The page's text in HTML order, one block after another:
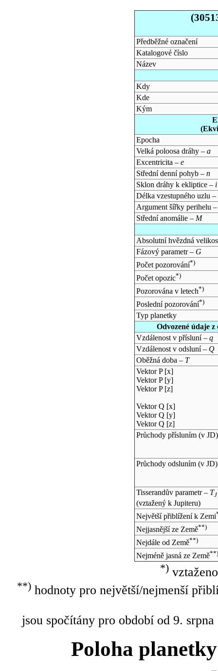
Předběžné označení
Katalogové číslo
Název
Kdy
Kde
Kým
Epocha
Velká poloosa dráhy – a
Excentricita – e
Střední denní pohyb – n
Sklon dráhy k ekliptice – i
Délka vzestupného uzlu –
Argument šířky perihelu
Střední anomálie – M
Absolutní hvězdná
Fázový parametr – G
Počet pozorování*)
Počet opozic*)
Pozorována v letech*)
Poslední pozorování*)
Typ planetky
Odvozené údaje
Vzdálenost v přísluní – q
Vzdálenost v odsluní – Q
Oběžná doba – T
Vektor P [x]
Vektor P [y]
Vektor P [z]
Vektor Q [x]
Vektor Q [y]
Vektor Q [z]
Průchody přísluním (v JD)
Průchody odsluním (v JD)
Tisserandův parametr – TJ
(vztažený k Jupiteru)
Největší přiblížení k Zemi
Nejjasnější ze Země**)
Nejdále od Země**)
Nejméně jasná ze Země**)
*)
**)hodnoty pro největší/nejmenší
jsou spočítány pro období od 9.
Poloha